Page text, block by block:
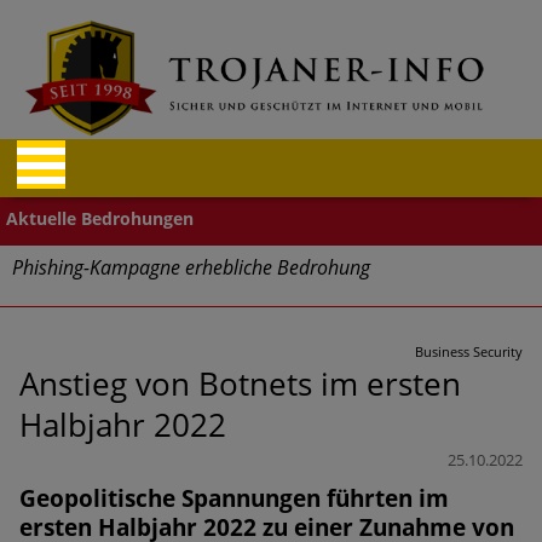
Phishing-Kampagne erhebliche Bedrohung
Welle an Social-Engineering-Betrugsmaschen und
Identitätsdiebstahl
Exponentiell wachsende Risiken, eine immer
unübersichtlichere Cyber-Bedrohungslage – was CISOs jetzt
Digitale Assets aller Arten im Fokus der aktuellen Cyber-
Business Security
Anstieg von Botnets im ersten
Halbjahr 2022
25.10.2022
Geopolitische Spannungen führten im
ersten Halbjahr 2022 zu einer Zunahme von